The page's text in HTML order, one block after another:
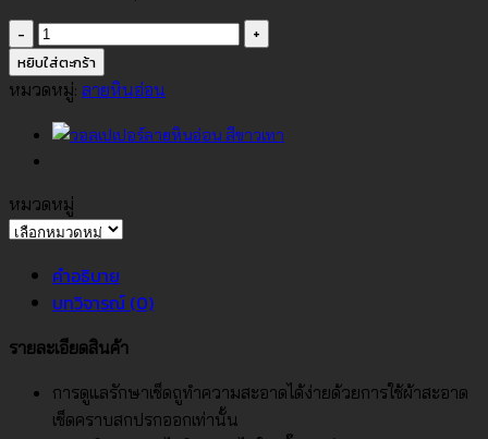
จำนวน
วอลเปเปอร์
ลาย
อ่อน
สี
เทา
ฟ้า
2
ชิ้น
หยิบใส่ตะกร้า
หมวดหมู่: ลายหินอ่อน
หมวดหมู่
หมวด
คำอธิบาย
บทวิจารณ์ (0)
รายละเอียดสินค้า
การดูแลรักษาเช็ดถูทำความสะอาดได้ง่ายด้วยการใช้ผ้าสะอาด
เช็ดคราบสกปรกออกเท่านั้น